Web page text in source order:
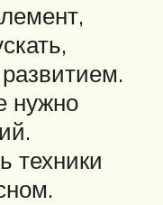
нужно
техники